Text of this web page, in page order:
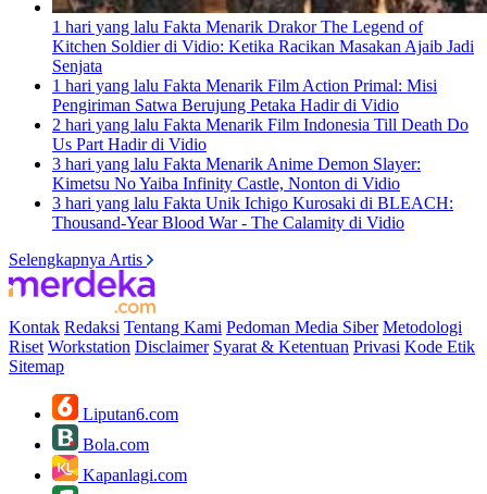
1 hari yang lalu Fakta Menarik Drakor The Legend of
Kitchen Soldier di Vidio: Ketika Racikan Masakan Ajaib Jadi
Senjata
1 hari yang lalu Fakta Menarik Film Action Primal: Misi
Pengiriman Satwa Berujung Petaka Hadir di Vidio
2 hari yang lalu Fakta Menarik Film Indonesia Till Death Do
Us Part Hadir di Vidio
3 hari yang lalu Fakta Menarik Anime Demon Slayer:
Kimetsu No Yaiba Infinity Castle, Nonton di Vidio
3 hari yang lalu Fakta Unik Ichigo Kurosaki di BLEACH:
Thousand-Year Blood War - The Calamity di Vidio
Selengkapnya Artis
Kontak Redaksi Tentang Kami Pedoman Media Siber Metodologi
Riset Workstation Disclaimer Syarat & Ketentuan Privasi Kode Etik
Sitemap
Liputan6.com
Bola.com
Kapanlagi.com